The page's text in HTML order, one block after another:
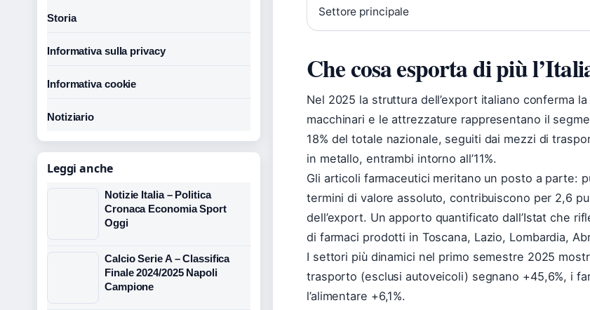
Settore principale
Che cosa esporta di più
Nel 2025 la struttura dell’export italiano conferma
macchinari e le attrezzature rappresentano il
18% del totale nazionale, seguiti dai mezzi di
in metallo, entrambi intorno all’11%.
Gli articoli farmaceutici meritano un posto a parte:
termini di valore assoluto, contribuiscono per 2,6
dell’export. Un apporto quantificato dall’Istat che
di farmaci prodotti in Toscana, Lazio, Lombardia,
I settori più dinamici nel primo semestre 2025
trasporto (esclusi autoveicoli) segnano +45,6%, i
l’alimentare +6,1%.
Storia
Informativa sulla privacy
Informativa cookie
Notiziario
Leggi anche
Notizie Italia – Politica
Cronaca Economia Sport
Oggi
Calcio Serie A – Classifica
Finale 2024/2025 Napoli
Campione